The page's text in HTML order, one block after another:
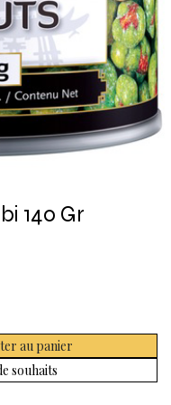
140 Gr
au panier
souhaits